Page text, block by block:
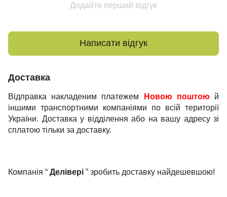
Додайте перший відгук
Написати відгук
Доставка
Відправка накладеним платежем Новою поштою й
іншими транспортними компаніями по всій території
України. Доставка у відділення або на вашу адресу зі
сплатою тільки за доставку.
Компанія “ Делівері ” зробить доставку найдешевшою!